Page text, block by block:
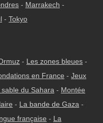
- Marrakech -
- Tokyo
- Les zones bleues -
en France - Jeux
du Sahara - Montée
- La bande de Gaza -
française - La